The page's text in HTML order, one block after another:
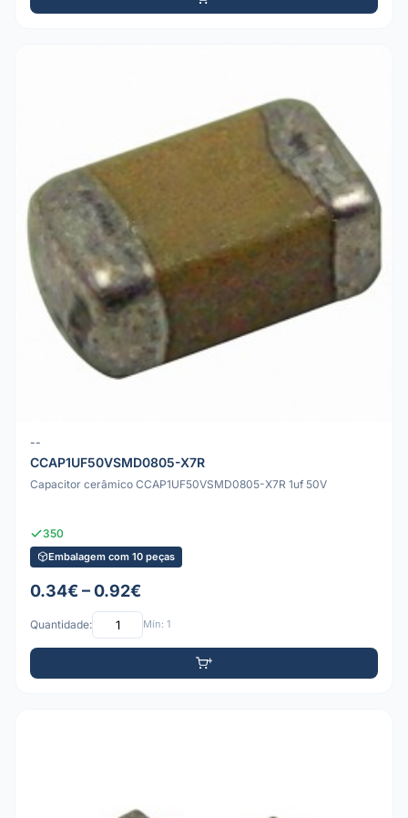
--
CCAP1UF50VSMD0805-X7R
Capacitor cerâmico CCAP1UF50VSMD0805-X7R 1uf 50V
350
Embalagem com 10 peças
0.34€ – 0.92€
Quantidade: Mín: 1